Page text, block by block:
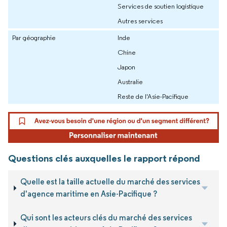
Services de soutien logistique
Autres services
Par géographie
Inde
Chine
Japon
Australie
Reste de l'Asie-Pacifique
Questions clés auxquelles le rapport répond
Quelle est la taille actuelle du marché des services
d'agence maritime en Asie-Pacifique ?
Qui sont les acteurs clés du marché des services